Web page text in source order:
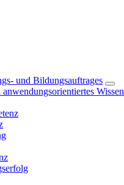
und Bildungsauftrages
Wissen